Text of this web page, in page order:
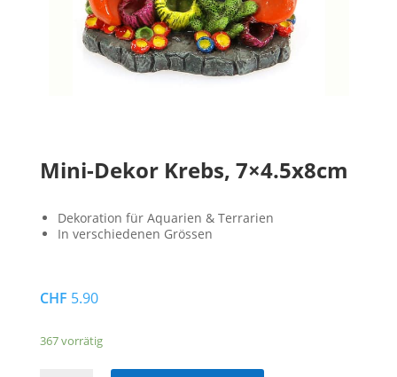
Mini-Dekor Krebs, 7×4.5x8cm
Dekoration für Aquarien & Terrarien
In verschiedenen Grössen
CHF 5.90
367 vorrätig